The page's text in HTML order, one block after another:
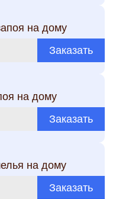
на дому
Заказать
на дому
Заказать
на дому
Заказать